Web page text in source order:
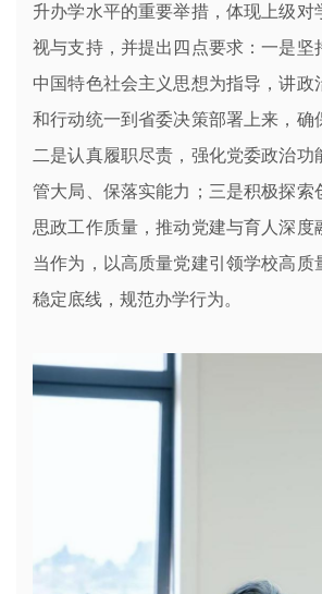
升办学水平的重要举措，体现上级对
视与支持，并提出四点要求：一是坚
中国特色社会主义思想为指导，讲政
和行动统一到省委决策部署上来，确
二是认真履职尽责，强化党委政治功
管大局、保落实能力；三是积极探索
思政工作质量，推动党建与育人深度
当作为，以高质量党建引领学校高质
稳定底线，规范办学行为。